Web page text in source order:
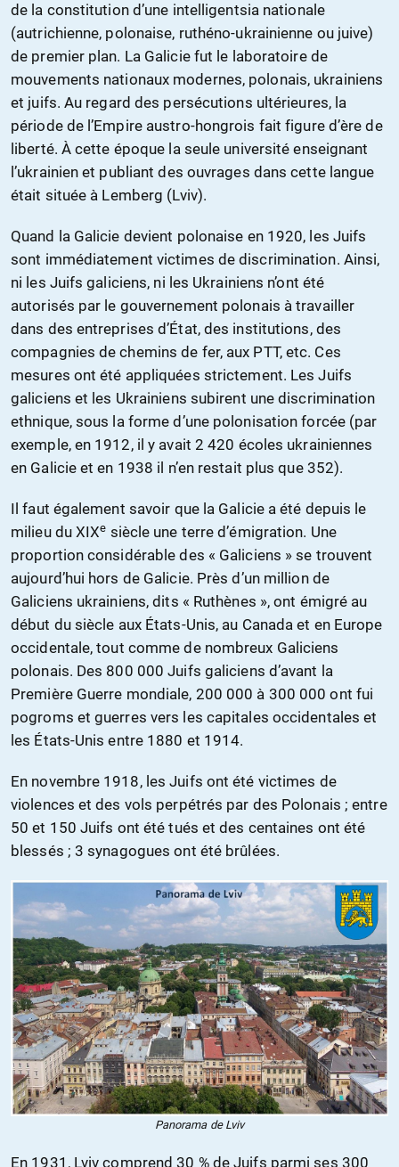
de la constitution d’une intelligentsia nationale
(autrichienne, polonaise, ruthéno-ukrainienne ou juive)
de premier plan. La Galicie fut le laboratoire de
mouvements nationaux modernes, polonais, ukrainiens
et juifs. Au regard des persécutions ultérieures, la
période de l’Empire austro-hongrois fait figure d’ère de
liberté. À cette époque la seule université enseignant
l’ukrainien et publiant des ouvrages dans cette langue
était située à Lemberg (Lviv).
Quand la Galicie devient polonaise en 1920, les Juifs
sont immédiatement victimes de discrimination. Ainsi,
ni les Juifs galiciens, ni les Ukrainiens n’ont été
autorisés par le gouvernement polonais à travailler
dans des entreprises d’État, des institutions, des
compagnies de chemins de fer, aux PTT, etc. Ces
mesures ont été appliquées strictement. Les Juifs
galiciens et les Ukrainiens subirent une discrimination
ethnique, sous la forme d’une polonisation forcée (par
exemple, en 1912, il y avait 2 420 écoles ukrainiennes
en Galicie et en 1938 il n’en restait plus que 352).
Il faut également savoir que la Galicie a été depuis le
milieu du XIXe siècle une terre d’émigration. Une
proportion considérable des « Galiciens » se trouvent
aujourd’hui hors de Galicie. Près d’un million de
Galiciens ukrainiens, dits « Ruthènes », ont émigré au
début du siècle aux États-Unis, au Canada et en Europe
occidentale, tout comme de nombreux Galiciens
polonais. Des 800 000 Juifs galiciens d’avant la
Première Guerre mondiale, 200 000 à 300 000 ont fui
pogroms et guerres vers les capitales occidentales et
les États-Unis entre 1880 et 1914.
En novembre 1918, les Juifs ont été victimes de
violences et des vols perpétrés par des Polonais ; entre
50 et 150 Juifs ont été tués et des centaines ont été
blessés ; 3 synagogues ont été brûlées.
Panorama de Lviv
En 1931, Lviv comprend 30 % de Juifs parmi ses 300